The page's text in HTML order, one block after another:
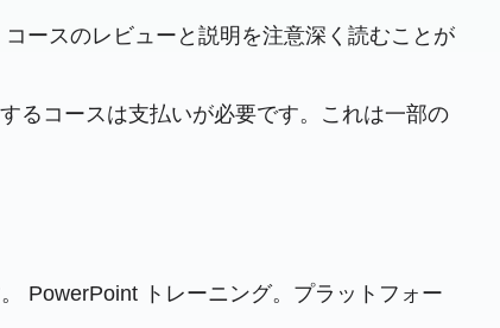
ースのレビューと説明を注意深く読むことが
るコースは支払いが必要です。これは一部の
PowerPoint トレーニング。プラットフォー